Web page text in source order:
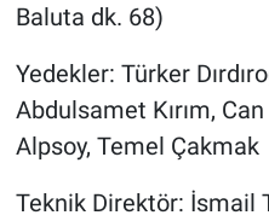
Baluta dk. 68)
Yedekler: Türker
Abdulsamet Kırım,
Alpsoy, Temel Çakmak
Teknik Direktör: İsmail